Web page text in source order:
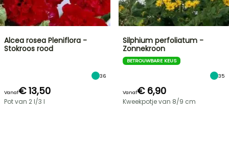
Alcea rosea Pleniflora -
Stokroos rood
36
Vanaf€ 13,50
Pot van 2 l/3 l
Silphium perfoliatum -
Zonnekroon
BETROUWBARE KEUS
35
Vanaf€ 6,90
Kweekpotje van 8/9 cm